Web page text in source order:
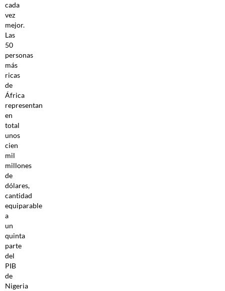
cada
vez
mejor.
Las
50
personas
más
ricas
de
África
representan
en
total
unos
cien
mil
millones
de
dólares,
cantidad
equiparable
a
un
quinta
parte
del
PIB
de
Nigeria